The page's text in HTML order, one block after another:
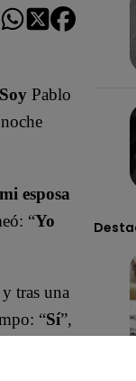
Pablo
esposa
“Yo
y tras una
“Sí”,